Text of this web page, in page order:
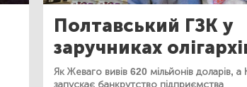
Полтавський ГЗК у
заручниках
Як Жеваго вивів 620 мільйонів доларів,
запускає банкрутство підприємства